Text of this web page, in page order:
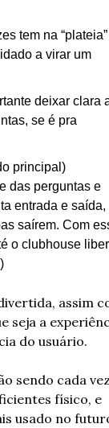
tem na
a virar um
deixar clara
se é pra
principal)
das perguntas e
entrada e saída,
saírem. Com
o clubhouse
assim
seja a
do usuário.
sendo cada
físico, e
usado no